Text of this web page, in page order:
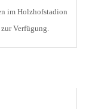
im Holzhofstadion
Verfügung.
EUR […]